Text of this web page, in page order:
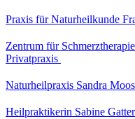
Praxis für Naturheilkunde
Zentrum für
Privatpraxis
Naturheilpraxis Sandra
Heilpraktikerin Sabine